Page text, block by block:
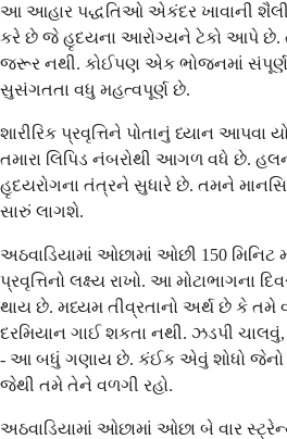
આ આહાર પદ્ધતિઓ એકંદર ખાવાની
કરે છે જે હૃદયના આરોગ્યને ટેકો આપે છે.
જરૂર નથી. કોઈપણ એક ભોજનમાં
સુસંગતતા વધુ મહત્વપૂર્ણ છે.
શારીરિક પ્રવૃત્તિને પોતાનું ધ્યાન આપવા
તમારા લિપિડ નંબરોથી આગળ વધે છે.
હૃદયરોગના તંત્રને સુધારે છે. તમને
સારું લાગશે.
અઠવાડિયામાં ઓછામાં ઓછી 150 મિનિટ
પ્રવૃત્તિનો લક્ષ્ય રાખો. આ મોટાભાગના
થાય છે. મધ્યમ તીવ્રતાનો અર્થ છે કે તમે
દરમિયાન ગાઈ શકતા નથી. ઝડપી
- આ બધું ગણાય છે. કંઈક એવું શોધો
જેથી તમે તેને વળગી રહો.
અઠવાડિયામાં ઓછામાં ઓછા બે વાર